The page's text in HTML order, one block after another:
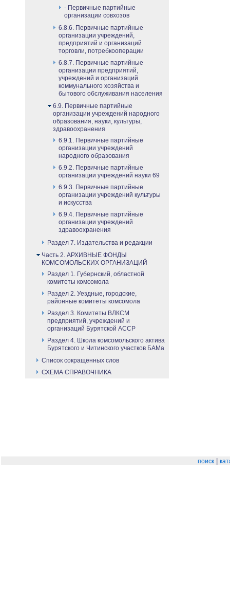
- Первичные партийные
организации совхозов
6.8.6. Первичные партийные
организации учреждений,
предприятий и организаций
торговли, потребкооперации
6.8.7. Первичные партийные
организации предприятий,
учреждений и организаций
коммунального хозяйства и
бытового обслуживания населения
6.9. Первичные партийные
организации учреждений народного
образования, науки, культуры,
здравоохранения
6.9.1. Первичные партийные
организации учреждений
народного образования
6.9.2. Первичные партийные
организации учреждений науки 69
6.9.3. Первичные партийные
организации учреждений культуры
и искусства
6.9.4. Первичные партийные
организации учреждений
здравоохранения
Раздел 7. Издательства и редакции
Часть 2. АРХИВНЫЕ ФОНДЫ
КОМСОМОЛЬСКИХ ОРГАНИЗАЦИЙ
Раздел 1. Губернский, областной
комитеты комсомола
Раздел 2. Уездные, городские,
районные комитеты комсомола
Раздел 3. Комитеты ВЛКСМ
предприятий, учреждений и
организаций Бурятской АССР
Раздел 4. Школа комсомольского актива
Бурятского и Читинского участков БАМа
Список сокращенных слов
СХЕМА СПРАВОЧНИКА
поиск